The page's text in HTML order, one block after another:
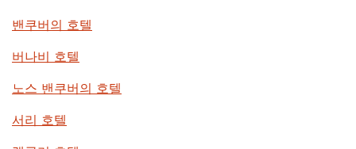
밴쿠버의 호텔
버나비 호텔
노스 밴쿠버의 호텔
서리 호텔